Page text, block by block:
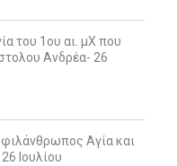
του 1ου αι. μΧ που
Ανδρέα- 26
Αγία και
Ιουλίου